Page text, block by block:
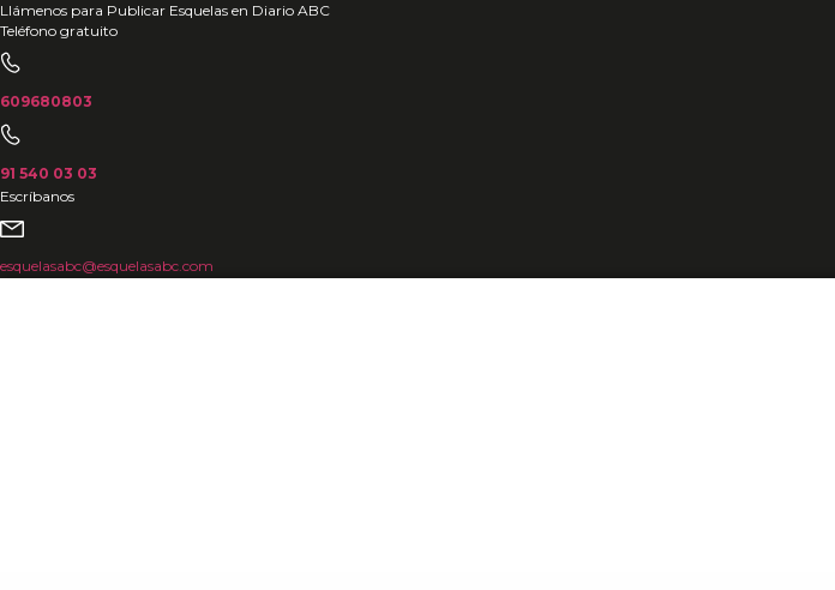
Ir
al
contenido
Llámenos para Publicar Esquelas en Diario ABC
Teléfono gratuito
609680803
91 540 03 03
Escríbanos
esquelasabc@esquelasabc.com